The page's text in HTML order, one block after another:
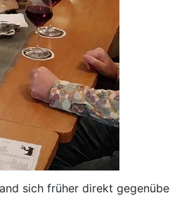
sich früher direkt